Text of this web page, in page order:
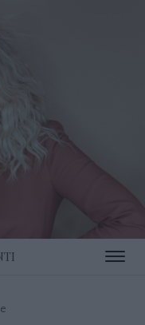
Toggle